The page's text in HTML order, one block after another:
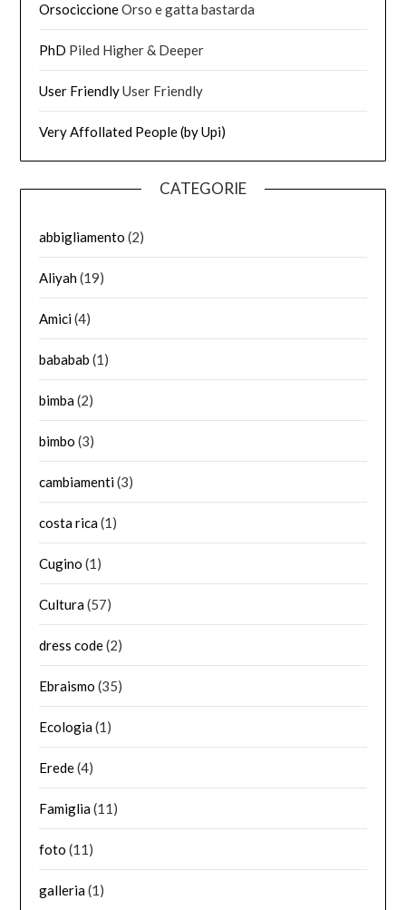
OrsociccioneOrso e gatta bastarda
PhD Piled Higher & Deeper
User FriendlyUser Friendly
Very Affollated People (by Upi)
CATEGORIE
abbigliamento (2)
Aliyah(19)
Amici(4)
bababab (1)
bimba(2)
bimbo (3)
cambiamenti(3)
costa rica(1)
Cugino (1)
Cultura(57)
dress code(2)
Ebraismo (35)
Ecologia(1)
Erede(4)
Famiglia(11)
foto (11)
galleria(1)